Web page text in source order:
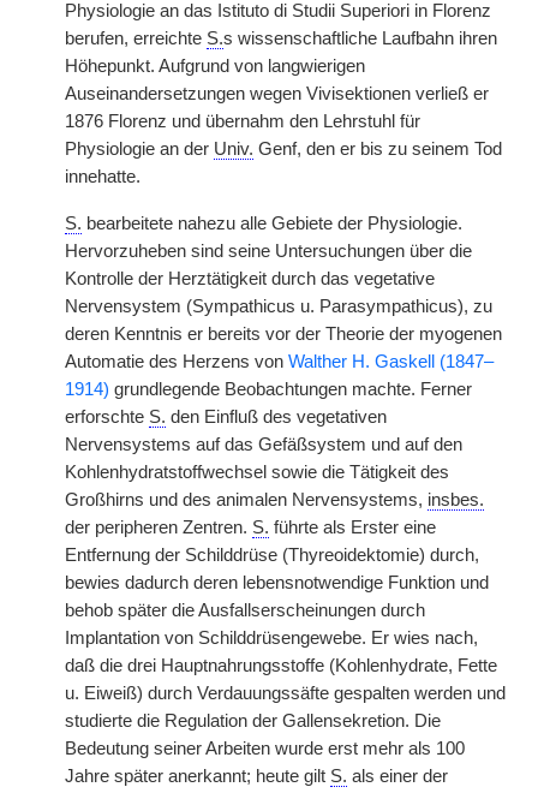
Physiologie an das Istituto di Studii Superiori in Florenz
berufen, erreichte S.s wissenschaftliche Laufbahn ihren
Höhepunkt. Aufgrund von langwierigen
Auseinandersetzungen wegen Vivisektionen verließ er
1876 Florenz und übernahm den Lehrstuhl für
Physiologie an der Univ. Genf, den er bis zu seinem Tod
innehatte.
S. bearbeitete nahezu alle Gebiete der Physiologie.
Hervorzuheben sind seine Untersuchungen über die
Kontrolle der Herztätigkeit durch das vegetative
Nervensystem (Sympathicus u. Parasympathicus), zu
deren Kenntnis er bereits vor der Theorie der myogenen
Automatie des Herzens von Walther H. Gaskell (1847–
1914) grundlegende Beobachtungen machte. Ferner
erforschte S. den Einfluß des vegetativen
Nervensystems auf das Gefäßsystem und auf den
Kohlenhydratstoffwechsel sowie die Tätigkeit des
Großhirns und des animalen Nervensystems, insbes.
der peripheren Zentren. S. führte als Erster eine
Entfernung der Schilddrüse (Thyreoidektomie) durch,
bewies dadurch deren lebensnotwendige Funktion und
behob später die Ausfallserscheinungen durch
Implantation von Schilddrüsengewebe. Er wies nach,
daß die drei Hauptnahrungsstoffe (Kohlenhydrate, Fette
u. Eiweiß) durch Verdauungssäfte gespalten werden und
studierte die Regulation der Gallensekretion. Die
Bedeutung seiner Arbeiten wurde erst mehr als 100
Jahre später anerkannt; heute gilt S. als einer der